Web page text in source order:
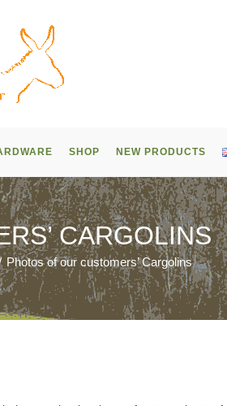
SHOP NEW PRODUCTS
CARGOLINS
Photos of our customers’ Cargolins